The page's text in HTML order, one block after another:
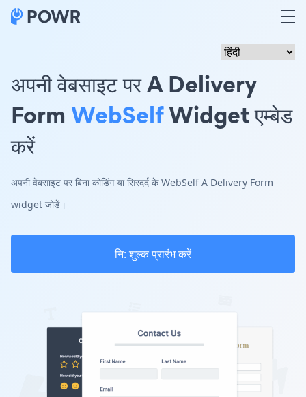
अपनी वेबसाइट पर A Delivery
Form WebSelfWidget एम्बेड
करें
अपनी वेबसाइट पर बिना कोडिंग या सिरदर्द के WebSelf A Delivery Form
widget जोड़ें।
नि: शुल्क प्रारंभ करें